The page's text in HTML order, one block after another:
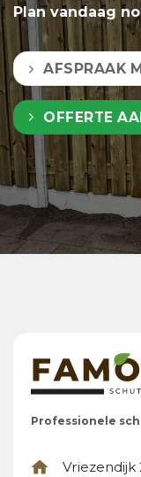
Plan vandaag
AFSPRAAK
OFFERTE
Professionele
Vriezendijk